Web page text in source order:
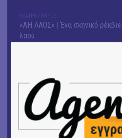
ΘΕΑΤΡΟ / ΧΟΡΟΣ
«ΑΗ ΛΑΟΣ» | Ένα σκηνικό
λαού
ΕΙΚΑΣΤΙΚΑ
Αργύρης Ραλλιάς | Λιτανεία
ΕΙΚΑΣΤΙΚΑ
Θανάσης Λάλας-Κώστας